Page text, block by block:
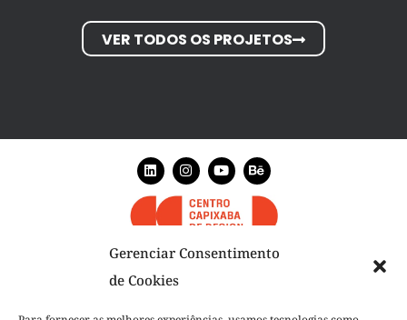
Gerenciar Consentimento
de Cookies
VER TODOS OS PROJETOS
NÓS